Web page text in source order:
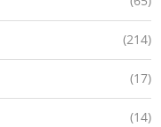
(214)
(17)
(14)